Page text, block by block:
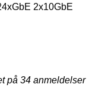
2x10GbE
på 34 anmeldelser